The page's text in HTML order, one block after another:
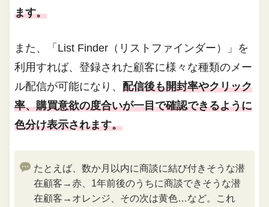
ます。
また、「List Finder（リストファインダー）」を
利用すれば、登録された顧客に様々な種類のメー
ル配信が可能になり、配信後も開封率やクリック
率、購買意欲の度合いが一目で確認できるように
色分け表示されます。
たとえば、数か月以内に商談に結び付きそうな潜
在顧客→赤、1年前後のうちに商談できそうな潜
在顧客→オレンジ、その次は黄色…など。これ